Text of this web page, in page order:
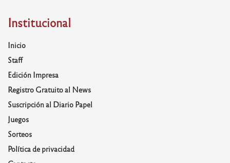
Institucional
Inicio
Staff
Edición Impresa
Registro Gratuito al News
Suscripción al Diario Papel
Juegos
Sorteos
Política de privacidad